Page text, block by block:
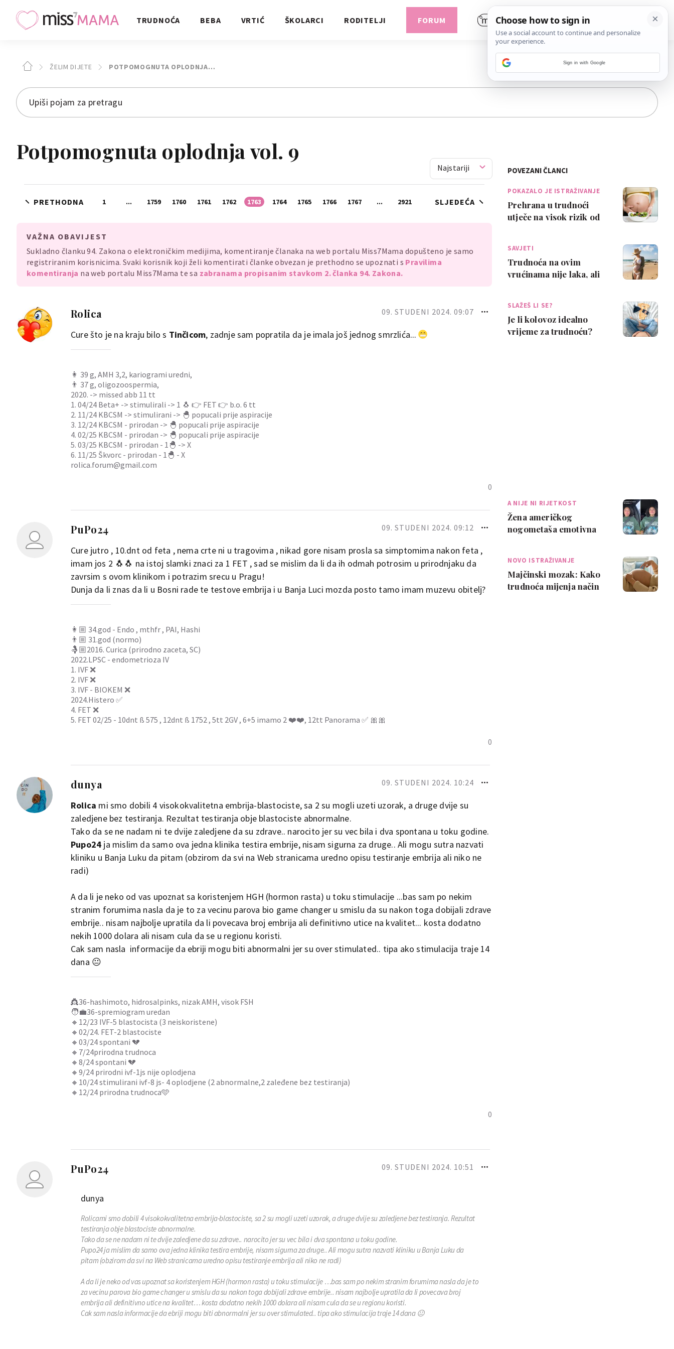
TRUDNOĆA BEBA VRTIĆ ŠKOLARCI RODITELJI FORUM
ŽELIM DIJETE POTPOMOGNUTA OPLODNJA…
Potpomognuta oplodnja vol. 9
Najstariji
PRETHODNA 1 ... 1759 1760 1761 1762 1763 1764 1765 1766 1767 ... 2921 SLJEDEĆA
VAŽNA OBAVIJEST
Sukladno članku 94. Zakona o elektroničkim medijima, komentiranje članaka na web portalu Miss7Mama dopušteno je samo
registriranim korisnicima. Svaki korisnik koji želi komentirati članke obvezan je prethodno se upoznati s Pravilima
komentiranja na web portalu Miss7Mama te sa zabranama propisanim stavkom 2. članka 94. Zakona.
Rolica 09. STUDENI 2024. 09:07
Cure što je na kraju bilo s Tinčicom, zadnje sam popratila da je imala još jednog smrzlića...
0
👩 39 g, AMH 3,2, kariogrami uredni,
👨 37 g, oligozoospermia,
2020. -> missed abb 11 tt
1. 04/24 Beta+ -> stimulirali -> 1 🐧 👉 FET 👉 b.o. 6 tt
2. 11/24 KBCSM -> stimulirani -> 🐣 popucali prije aspiracije
3. 12/24 KBCSM - prirodan -> 🐣 popucali prije aspiracije
4. 02/25 KBCSM - prirodan -> 🐣 popucali prije aspiracije
5. 03/25 KBCSM - prirodan - 1🐣 -> X
6. 11/25 Škvorc - prirodan - 1🐣 - X
rolica.forum@gmail.com
PuPo24 09. STUDENI 2024. 09:12
Cure jutro , 10.dnt od feta , nema crte ni u tragovima , nikad gore nisam prosla sa simptomima nakon feta ,
imam jos 2 🐧🐧 na istoj slamki znaci za 1 FET , sad se mislim da li da ih odmah potrosim u prirodnjaku da
zavrsim s ovom klinikom i potrazim srecu u Pragu!
Dunja da li znas da li u Bosni rade te testove embrija i u Banja Luci mozda posto tamo imam muzevu obitelj?
0
👩🏼 34.god - Endo , mthfr , PAI, Hashi
👨🏼 31.god (normo)
🤱🏼2016. Curica (prirodno zaceta, SC)
2022.LPSC - endometrioza IV
1. IVF ❌
2. IVF ❌
3. IVF - BIOKEM ❌
2024.Histero ✅
4. FET ❌
5. FET 02/25 - 10dnt ß 575 , 12dnt ß 1752 , 5tt 2GV , 6+5 imamo 2 ❤️❤️, 12tt Panorama ✅ 🎀🎀
dunya 09. STUDENI 2024. 10:24
Rolica mi smo dobili 4 visokokvalitetna embrija-blastociste, sa 2 su mogli uzeti uzorak, a druge dvije su
zaledjene bez testiranja. Rezultat testiranja obje blastociste abnormalne.
Tako da se ne nadam ni te dvije zaledjene da su zdrave.. narocito jer su vec bila i dva spontana u toku godine.
Pupo24 ja mislim da samo ova jedna klinika testira embrije, nisam sigurna za druge.. Ali mogu sutra nazvati
kliniku u Banja Luku da pitam (obzirom da svi na Web stranicama uredno opisu testiranje embrija ali niko ne
radi)
A da li je neko od vas upoznat sa koristenjem HGH (hormon rasta) u toku stimulacije ...bas sam po nekim
stranim forumima nasla da je to za vecinu parova bio game changer u smislu da su nakon toga dobijali zdrave
embrije.. nisam najbolje upratila da li povecava broj embrija ali definitivno utice na kvalitet... kosta dodatno
nekih 1000 dolara ali nisam cula da se u regionu koristi.
Cak sam nasla informacije da ebriji mogu biti abnormalni jer su over stimulated.. tipa ako stimulacija traje 14
dana 😐
0
👸36-hashimoto, hidrosalpinks, nizak AMH, visok FSH
🧑‍💼36-spremiogram uredan
🔸️12/23 IVF-5 blastocista (3 neiskoristene)
🔸02/24. FET-2 blastociste
🔸03/24 spontani 💔
🔸️7/24prirodna trudnoca
🔸️8/24 spontani 💔
🔸️9/24 prirodni ivf-1js nije oplodjena
🔸️10/24 stimulirani ivf-8 js- 4 oplodjene (2 abnormalne,2 zaleđene bez testiranja)
🔸️12/24 prirodna trudnoca🩵
PuPo24 09. STUDENI 2024. 10:51
dunya
Rolicami smo dobili 4 visokokvalitetna embrija-blastociste, sa 2 su mogli uzeti uzorak, a druge dvije su zaledjene bez testiranja. Rezultat
testiranja obje blastociste abnormalne.
Tako da se ne nadam ni te dvije zaledjene da su zdrave.. narocito jer su vec bila i dva spontana u toku godine.
Pupo24ja mislim da samo ova jedna klinika testira embrije, nisam sigurna za druge.. Ali mogu sutra nazvati kliniku u Banja Luku da
pitam (obzirom da svi na Web stranicama uredno opisu testiranje embrija ali niko ne radi)
A da li je neko od vas upoznat sa koristenjem HGH (hormon rasta) u toku stimulacije …bas sam po nekim stranim forumima nasla da je to
za vecinu parova bio game changer u smislu da su nakon toga dobijali zdrave embrije.. nisam najbolje upratila da li povecava broj
embrija ali definitivno utice na kvalitet… kosta dodatno nekih 1000 dolara ali nisam cula da se u regionu koristi.
Cak sam nasla informacije da ebriji mogu biti abnormalni jer su over stimulated.. tipa ako stimulacija traje 14 dana 😐
POVEZANI ČLANCI
POKAZALO JE ISTRAŽIVANJE
Prehrana u trudnoći
utječe na visok rizik od
SAVJETI
Trudnoća na ovim
vrućinama nije laka, ali
SLAŽEŠ LI SE?
Je li kolovoz idealno
vrijeme za trudnoću?
A NIJE NI RIJETKOST
Žena američkog
nogometaša emotivna
sramota ik…
NOVO ISTRAŽIVANJE
Majčinski mozak: Kako
trudnoća mijenja način
Sign in with Google